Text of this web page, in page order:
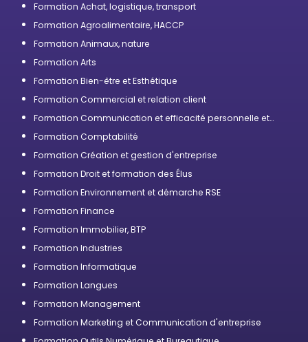
Formation Achat, logistique, transport
Formation Agroalimentaire, HACCP
Formation Animaux, nature
Formation Arts
Formation Bien-être et Esthétique
Formation Commercial et relation client
Formation Communication et efficacité personnelle et
Formation Comptabilité
Formation Création et gestion d'entreprise
Formation Droit et formation des Élus
Formation Environnement et démarche RSE
Formation Finance
Formation Immobilier, BTP
Formation Industries
Formation Informatique
Formation Langues
Formation Management
Formation Marketing et Communication d'entreprise